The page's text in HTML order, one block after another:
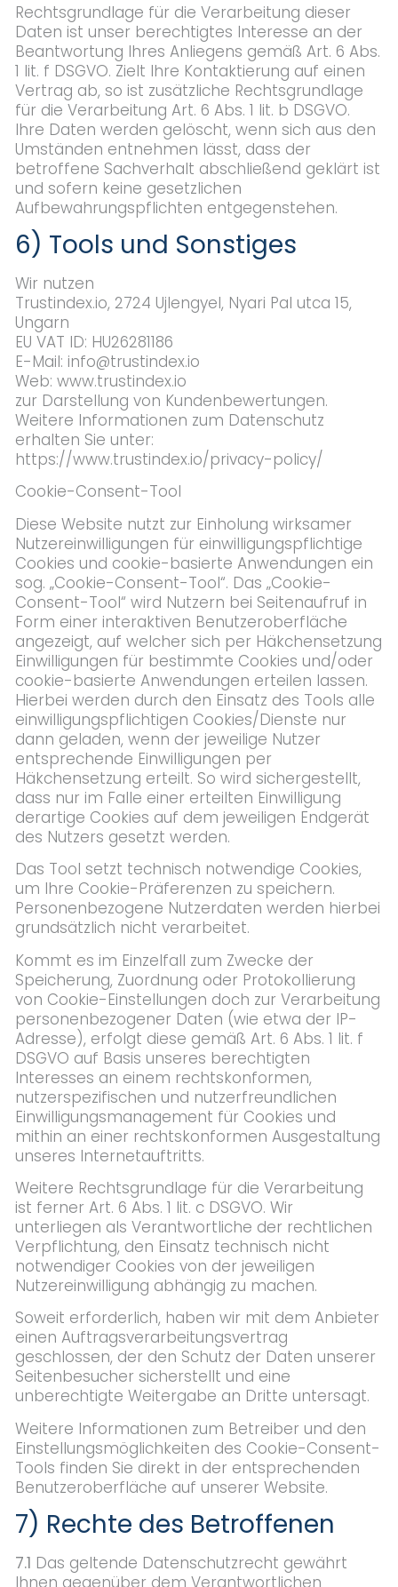
Rechtsgrundlage für die Verarbeitung dieser
Daten ist unser berechtigtes Interesse an der
Beantwortung Ihres Anliegens gemäß Art. 6 Abs.
1 lit. f DSGVO. Zielt Ihre Kontaktierung auf einen
Vertrag ab, so ist zusätzliche Rechtsgrundlage
für die Verarbeitung Art. 6 Abs. 1 lit. b DSGVO.
Ihre Daten werden gelöscht, wenn sich aus den
Umständen entnehmen lässt, dass der
betroffene Sachverhalt abschließend geklärt ist
und sofern keine gesetzlichen
Aufbewahrungspflichten entgegenstehen.
6) Tools und Sonstiges
Wir nutzen
Trustindex.io, 2724 Ujlengyel, Nyari Pal utca 15,
Ungarn
EU VAT ID: HU26281186
E-Mail: info@trustindex.io
Web: www.trustindex.io
zur Darstellung von Kundenbewertungen.
Weitere Informationen zum Datenschutz
erhalten Sie unter:
https://www.trustindex.io/privacy-policy/
Cookie-Consent-Tool
Diese Website nutzt zur Einholung wirksamer
Nutzereinwilligungen für einwilligungspflichtige
Cookies und cookie-basierte Anwendungen ein
sog. „Cookie-Consent-Tool“. Das „Cookie-
Consent-Tool“ wird Nutzern bei Seitenaufruf in
Form einer interaktiven Benutzeroberfläche
angezeigt, auf welcher sich per Häkchensetzung
Einwilligungen für bestimmte Cookies und/oder
cookie-basierte Anwendungen erteilen lassen.
Hierbei werden durch den Einsatz des Tools alle
einwilligungspflichtigen Cookies/Dienste nur
dann geladen, wenn der jeweilige Nutzer
entsprechende Einwilligungen per
Häkchensetzung erteilt. So wird sichergestellt,
dass nur im Falle einer erteilten Einwilligung
derartige Cookies auf dem jeweiligen Endgerät
des Nutzers gesetzt werden.
Das Tool setzt technisch notwendige Cookies,
um Ihre Cookie-Präferenzen zu speichern.
Personenbezogene Nutzerdaten werden hierbei
grundsätzlich nicht verarbeitet.
Kommt es im Einzelfall zum Zwecke der
Speicherung, Zuordnung oder Protokollierung
von Cookie-Einstellungen doch zur Verarbeitung
personenbezogener Daten (wie etwa der IP-
Adresse), erfolgt diese gemäß Art. 6 Abs. 1 lit. f
DSGVO auf Basis unseres berechtigten
Interesses an einem rechtskonformen,
nutzerspezifischen und nutzerfreundlichen
Einwilligungsmanagement für Cookies und
mithin an einer rechtskonformen Ausgestaltung
unseres Internetauftritts.
Weitere Rechtsgrundlage für die Verarbeitung
ist ferner Art. 6 Abs. 1 lit. c DSGVO. Wir
unterliegen als Verantwortliche der rechtlichen
Verpflichtung, den Einsatz technisch nicht
notwendiger Cookies von der jeweiligen
Nutzereinwilligung abhängig zu machen.
Soweit erforderlich, haben wir mit dem Anbieter
einen Auftragsverarbeitungsvertrag
geschlossen, der den Schutz der Daten unserer
Seitenbesucher sicherstellt und eine
unberechtigte Weitergabe an Dritte untersagt.
Weitere Informationen zum Betreiber und den
Einstellungsmöglichkeiten des Cookie-Consent-
Tools finden Sie direkt in der entsprechenden
Benutzeroberfläche auf unserer Website.
7) Rechte des Betroffenen
7.1 Das geltende Datenschutzrecht gewährt
Ihnen gegenüber dem Verantwortlichen